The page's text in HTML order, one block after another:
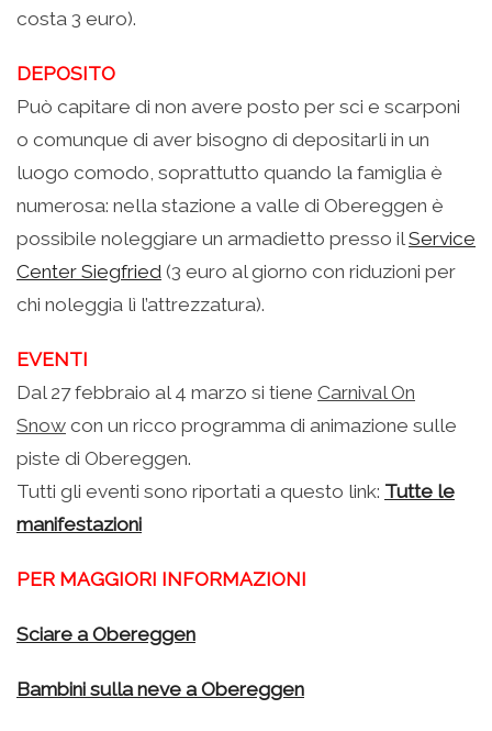
costa 3 euro).
DEPOSITO
Può capitare di non avere posto per sci e scarponi
o comunque di aver bisogno di depositarli in un
luogo comodo, soprattutto quando la famiglia è
numerosa: nella stazione a valle di Obereggen è
possibile noleggiare un armadietto presso ilService
Center Siegfried (3 euro al giorno con riduzioni per
chi noleggia lì l’attrezzatura).
EVENTI
Dal 27 febbraio al 4 marzo si tiene Carnival On
Snow con un ricco programma di animazione sulle
piste di Obereggen.
Tutti gli eventi sono riportati a questo link: Tutte le
manifestazioni
PER MAGGIORI INFORMAZIONI
Sciare a Obereggen
Bambini sulla neve a Obereggen